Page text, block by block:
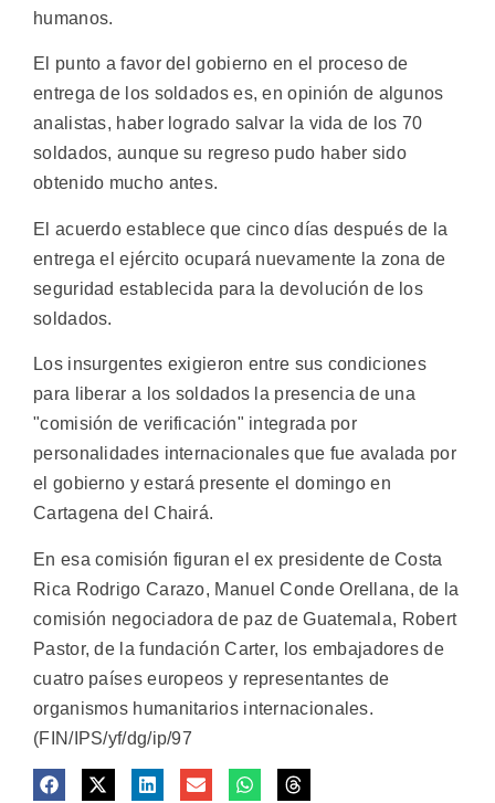
humanos.
El punto a favor del gobierno en el proceso de
entrega de los soldados es, en opinión de algunos
analistas, haber logrado salvar la vida de los 70
soldados, aunque su regreso pudo haber sido
obtenido mucho antes.
El acuerdo establece que cinco días después de la
entrega el ejército ocupará nuevamente la zona de
seguridad establecida para la devolución de los
soldados.
Los insurgentes exigieron entre sus condiciones
para liberar a los soldados la presencia de una
"comisión de verificación" integrada por
personalidades internacionales que fue avalada por
el gobierno y estará presente el domingo en
Cartagena del Chairá.
En esa comisión figuran el ex presidente de Costa
Rica Rodrigo Carazo, Manuel Conde Orellana, de la
comisión negociadora de paz de Guatemala, Robert
Pastor, de la fundación Carter, los embajadores de
cuatro países europeos y representantes de
organismos humanitarios internacionales.
(FIN/IPS/yf/dg/ip/97